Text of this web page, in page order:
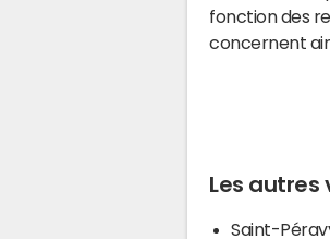
fonction des
concernent
Les autres
Saint-